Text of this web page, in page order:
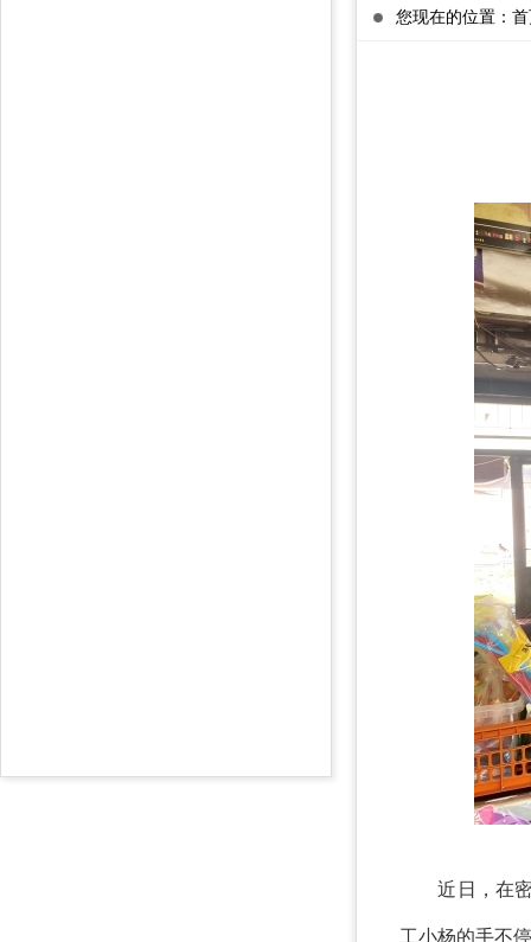
您现在的位置：
近日，在密
工小杨的手不